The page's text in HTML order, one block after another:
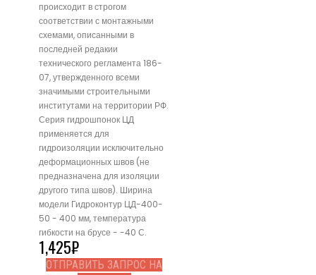
происходит в строгом
соответствии с монтажными
схемами, описанными в
последней редакии
технического регламента 186-
07, утвержденного всеми
значимыми строительными
институтами на территории РФ.
Серия гидрошпонок ЦД
применяется для
гидроизоляции исключительно
деформационных швов (не
предназначена для изоляции
другого типа швов). Ширина
модели Гидроконтур ЦД-400-
50 - 400 мм, температура
гибкости на брусе - -40 С.
1,425₽
ОТПРАВИТЬ ЗАПРОС НА